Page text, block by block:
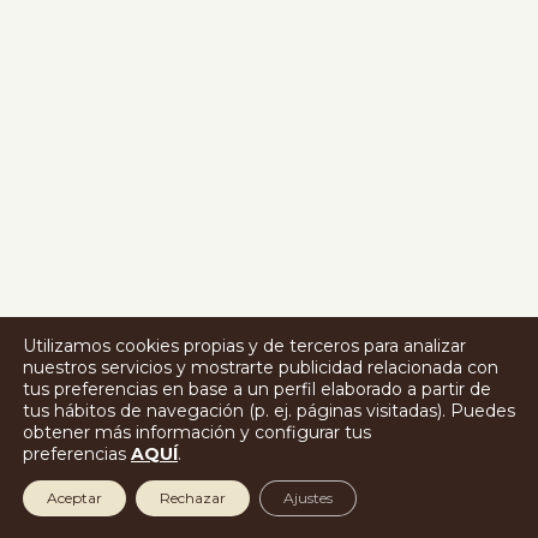
Utilizamos cookies propias y de terceros para analizar
nuestros servicios y mostrarte publicidad relacionada con
tus preferencias en base a un perfil elaborado a partir de
tus hábitos de navegación (p. ej. páginas visitadas). Puedes
obtener más información y configurar tus
preferencias AQUÍ.
Aceptar Rechazar Ajustes